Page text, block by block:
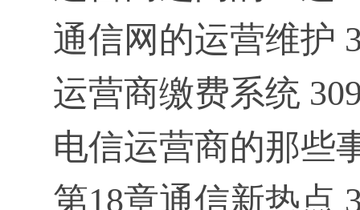
通信网的运营维护
运营商缴费系统
电信运营商的那些
第18章通信新热点